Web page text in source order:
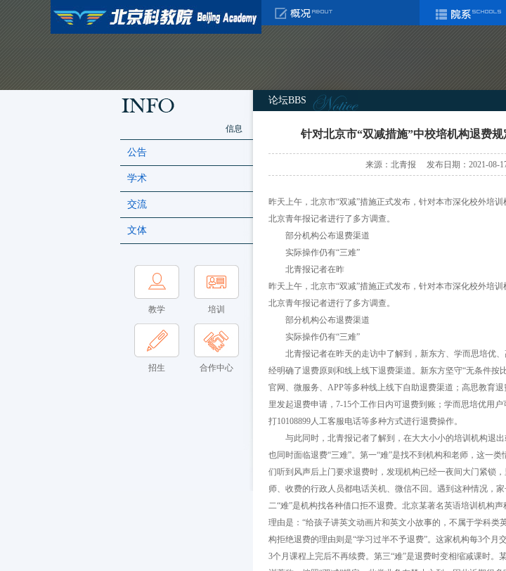
信息
公告
学术
交流
文体
教学 培训
招生 合作中心
论坛BBS
针对北京市“双减措施”中校培机构退费
来源：北青报 发布日期：2021-08-
昨天上午，北京市“双减”措施正式发布，针对本市深化校外培
北京青年报记者进行了多方调查。
部分机构公布退费渠道
实际操作仍有“三难”
北青报记者在昨
昨天上午，北京市“双减”措施正式发布，针对本市深化校外培
北京青年报记者进行了多方调查。
部分机构公布退费渠道
实际操作仍有“三难”
北青报记者在昨天的走访中了解到，新东方、学而思培优
经明确了退费原则和线上线下退费渠道。新东方坚守“无条件按
官网、微服务、APP等多种线上线下自助退费渠道；高思教育
里发起退费申请，7-15个工作日内可退费到账；学而思培优用
打10108899人工客服电话等多种方式进行退费操作。
与此同时，北青报记者了解到，在大大小小的培训机构退出
也同时面临退费“三难”。第一“难”是找不到机构和老师，这一
们听到风声后上门要求退费时，发现机构已经一夜间大门紧锁
师、收费的行政人员都电话关机、微信不回。遇到这种情况，
二“难”是机构找各种借口拒不退费。北京某著名英语培训机构
理由是：“给孩子讲英文动画片和英文小故事的，不属于学科类
构拒绝退费的理由则是“学习过半不予退费”。这家机构每3个月
3个月课程上完后不再续费。第三“难”是退费时变相缩减课时。